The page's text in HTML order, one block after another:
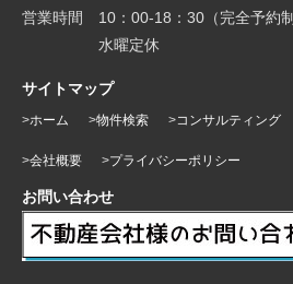
営業時間 10：00-18：30（完全予約制
水曜定休
サイトマップ
ホーム 物件検索 コンサルティング
会社概要 プライバシーポリシー
お問い合わせ